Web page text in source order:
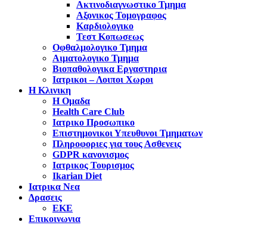
Ακτινοδιαγνωστικο Τμημα
Αξονικος Τομογραφος
Καρδιολογικο
Τεστ Κοπωσεως
Οφθαλμολογικο Τμημα
Αιματολογικο Τμημα
Βιοπαθολογικα Εργαστηρια
Ιατρικοι – Λοιποι Χωροι
Η Κλινικη
Η Ομαδα
Health Care Club
Ιατρικο Προσωπικο
Επιστημονικοι Υπευθυνοι Τμηματων
Πληροφοριες για τους Ασθενεις
GDPR κανονισμος
Ιατρικος Τουρισμος
Ikarian Diet
Ιατρικα Νεα
Δρασεις
ΕΚΕ
Επικοινωνια